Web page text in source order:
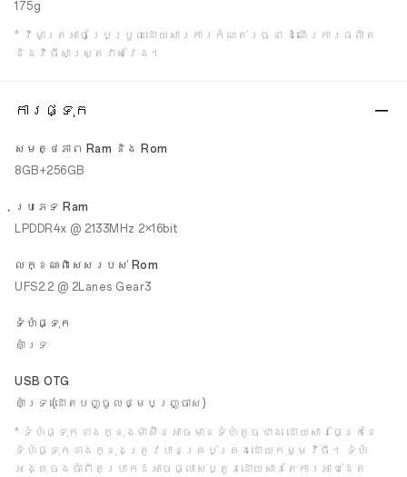
175g
* វិមាត្រអាចប្រែប្រួលដោយសារការកំណត់រចនា ដំណើរការផលិត
និងវិធីសាស្ត្រវាស់វែង។
ការផ្ទុក
សមត្ថភាព Ram និង Rom
8GB+256GB
ប្រភេទ Ram
LPDDR4x @ 2133MHz 2×16bit
លក្ខណៈ​ពិសេស​របស់ Rom
UFS2.2 @ 2Lanes Gear3
ទំហំផ្ទុក
គាំទ្រ
USB OTG
គាំទ្រ (ដោតបញ្ចូលថ្មបញ្ច្រាស)
* ទំហំផ្ទុកខាងក្នុងម៉ាស៊ីនអាចមានទំហំតូចជាង ដោយសារផ្នែកនៃ
ទំហំផ្ទុកខាងក្នុងត្រូវបានគ្រប់គ្រងដោយកម្មវិធី។ ទំហំ
អង្គចងចាំពិតប្រាកដអាចផ្លាស់ប្តូរដោយសារតែការអាប់ដេត